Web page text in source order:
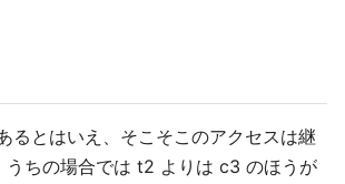
るとはいえ、そこそこのアクセスは継
うちの場合では t2 よりは c3 のほうが